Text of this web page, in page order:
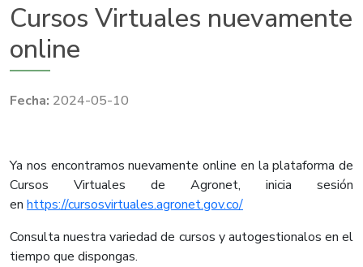
Cursos Virtuales nuevamente
online
2024-05-10
Ya nos encontramos nuevamente online en la plataforma de
Cursos Virtuales de Agronet, inicia sesión
en https://cursosvirtuales.agronet.gov.co/
Consulta nuestra variedad de cursos y autogestionalos en el
tiempo que dispongas.